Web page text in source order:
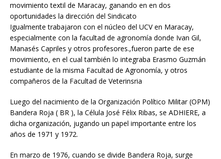
movimiento textil de Maracay, ganando en en dos
oportunidades la dirección del Sindicato
Igualmente trabajaron con el núcleo del UCV en Maracay,
especialmente con la facultad de agronomía donde Ivan Gil,
Manasés Capriles y otros profesores.,fueron parte de ese
movimiento, en el cual también lo integraba Erasmo Guzmán
estudiante de la misma Facultad de Agronomía, y otros
compañeros de la Facultad de Veterinsria
Luego del nacimiento de la Organización Político Militar (OPM)
Bandera Roja ( BR ), la Célula José Félix Ribas, se ADHIERE, a
dicha organización, jugando un papel importante entre los
años de 1971 y 1972.
En marzo de 1976, cuando se divide Bandera Roja, surge